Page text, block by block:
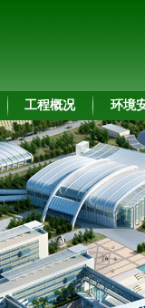
工程概况 环境